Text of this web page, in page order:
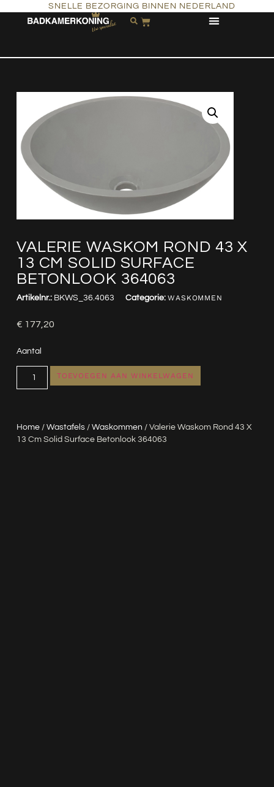
SNELLE BEZORGING BINNEN NEDERLAND
VALERIE WASKOM ROND 43 X
13 CM SOLID SURFACE
BETONLOOK 364063
Home/ Wastafels/ Waskommen / Valerie Waskom Rond 43 X
13 Cm Solid Surface Betonlook 364063
Artikelnr.: BKWS_36.4063 Categorie: WASKOMMEN
€ 177,20
Aantal
TOEVOEGEN AAN WINKELWAGEN